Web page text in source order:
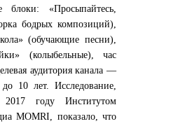
блоки: «Просыпайтесь,
бодрых композиций),
(обучающие песни),
(колыбельные), час
аудитория канала —
10 лет. Исследование,
году Институтом
MOMRI, показало, что